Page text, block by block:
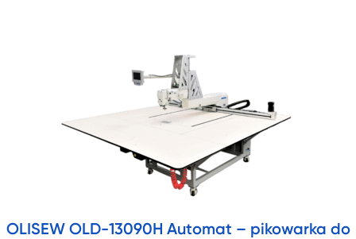
OLISEW OLD-13090H Automat – pikowarka do